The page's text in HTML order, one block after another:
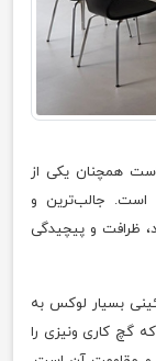
همچنان یکی از
است. جالب‌ترین و
ظرافت و پیچیدگی
بسیار لوکس به
گچ کاری ونیزی را